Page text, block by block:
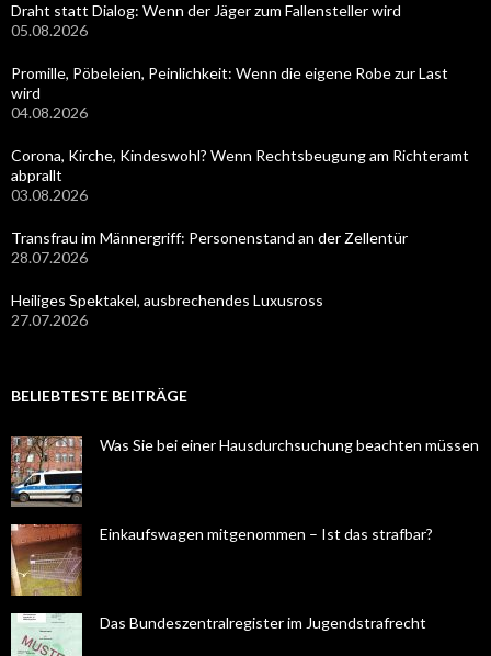
Draht statt Dialog: Wenn der Jäger zum Fallensteller wird
05.08.2026
Promille, Pöbeleien, Peinlichkeit: Wenn die eigene Robe zur Last
wird
04.08.2026
Corona, Kirche, Kindeswohl? Wenn Rechtsbeugung am Richteramt
abprallt
03.08.2026
Transfrau im Männergriff: Personenstand an der Zellentür
28.07.2026
Heiliges Spektakel, ausbrechendes Luxusross
27.07.2026
BELIEBTESTE BEITRÄGE
Was Sie bei einer Hausdurchsuchung beachten müssen
Einkaufswagen mitgenommen – Ist das strafbar?
Das Bundeszentralregister im Jugendstrafrecht